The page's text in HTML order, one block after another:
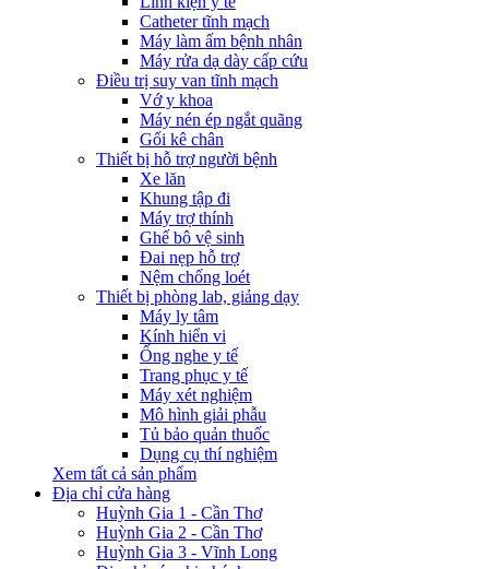
Catheter tĩnh mạch
Máy làm ấm bệnh nhân
Máy rửa dạ dày cấp cứu
Điều trị suy van tĩnh mạch
Vớ y khoa
Máy nén ép ngắt quãng
Gối kê chân
Thiết bị hỗ trợ người bệnh
Xe lăn
Khung tập đi
Máy trợ thính
Ghế bô vệ sinh
Đai nẹp hỗ trợ
Nệm chống loét
Thiết bị phòng lab, giảng dạy
Máy ly tâm
Kính hiển vi
Ống nghe y tế
Trang phục y tế
Máy xét nghiệm
Mô hình giải phẫu
Tủ bảo quản thuốc
Dụng cụ thí nghiệm
Xem tất cả sản phẩm
Địa chỉ cửa hàng
Huỳnh Gia 1 - Cần Thơ
Huỳnh Gia 2 - Cần Thơ
Huỳnh Gia 3 - Vĩnh Long